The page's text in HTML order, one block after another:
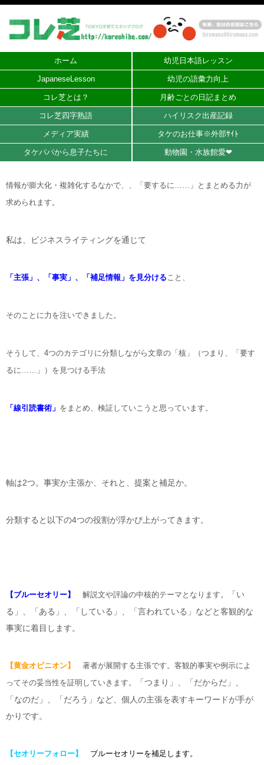
ホーム 幼児日本語レッスン
JapaneseLesson 幼児の語彙力向上
コレ芝とは？ 月齢ごとの日記まとめ
コレ芝四字熟語 ハイリスク出産記録
メディア実績 タケのお仕事※外部ｻｲﾄ
タケパパから息子たちに 動物園・水族館愛❤︎
情報が膨大化・複雑化するなかで、、「要するに……」とまとめる力が
求められます。
私は、ビジネスライティングを通じて
「主張」、「事実」、「補足情報」を見分けること、
そのことに力を注いできました。
そうして、4つのカテゴリに分類しながら文章の「核」（つまり、「要す
るに……」）を見つける手法
「線引読書術」 をまとめ、検証していこうと思っています。
軸は2つ。事実か主張か、それと、提案と補足か。
分類すると以下の4つの役割が浮かび上がってきます。
【ブルーセオリー】 解説文や評論の中核的テーマとなります。
「い
る」、「ある」、「している」、「言われている」などと客観的な
事実に着目します。
【黄金オピニオン】
著者が展開する主張です。客観的事実や例示によ
ってその妥当性を証明していきます。
「つまり」、「だからだ」、
「なのだ」、「だろう」など、個人の主張を表すキーワードが手が
かりです。
【セオリーフォロー】 ブルーセオリーを補足します。